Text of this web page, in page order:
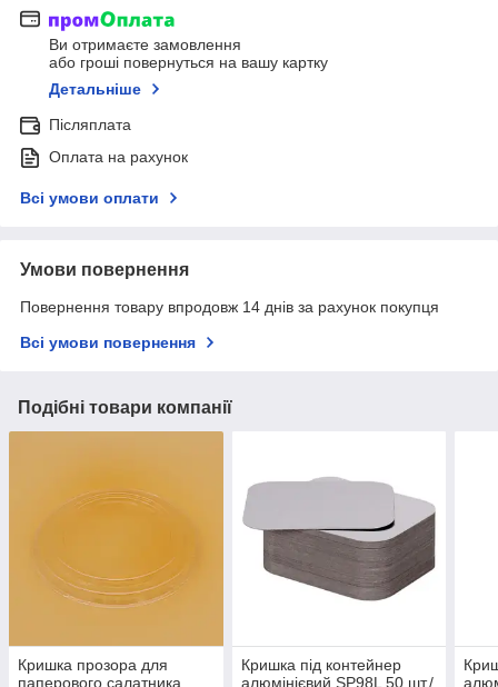
Ви отримаєте замовлення
або гроші повернуться на вашу картку
Детальніше
Післяплата
Оплата на рахунок
Всі умови оплати
Умови повернення
Повернення товару впродовж 14 днів за рахунок покупця
Всі умови повернення
Подібні товари компанії
Кришка прозора для
паперового салатника
Кришка під контейнер
алюмінієвий SP98L 50 шт./